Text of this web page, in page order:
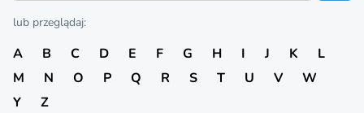
lub przeglądaj:
A B C D E F G H I J K
L
M
N O P Q R S T U V
W
Y
Z